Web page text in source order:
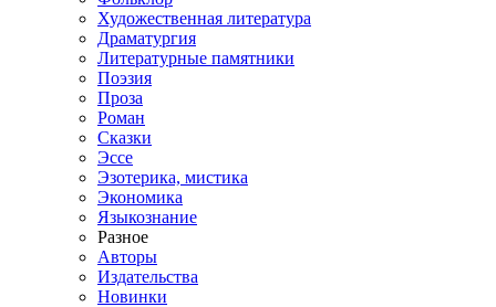
Художественная литература
Драматургия
Литературные памятники
Поэзия
Проза
Роман
Сказки
Эссе
Эзотерика, мистика
Экономика
Языкознание
Разное
Авторы
Издательства
Новинки